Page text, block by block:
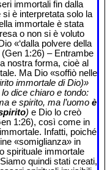
immortali fin dalla
è interpretata solo la
immortale è stata
o non si è voluto
«‘dalla polvere della
1:26) – Entrambe
nostra forma, cioè al
Ma Dio «soffiò nelle
immortale di Dio)»
dice chiaro e tondo:
e spirito, ma l’uomo è
) e Dio lo creò
1:26), così come in
Infatti, poiché
«somiglianza» in
spirituale immortale
quindi stati creati,